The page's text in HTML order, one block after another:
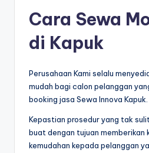
Cara Sewa
di Kapuk
Perusahaan Kami selalu
mudah bagi calon pelanggan
booking jasa Sewa Innova Kapuk.
Kepastian prosedur yang tak
buat dengan tujuan memberikan
kemudahan kepada pelanggan